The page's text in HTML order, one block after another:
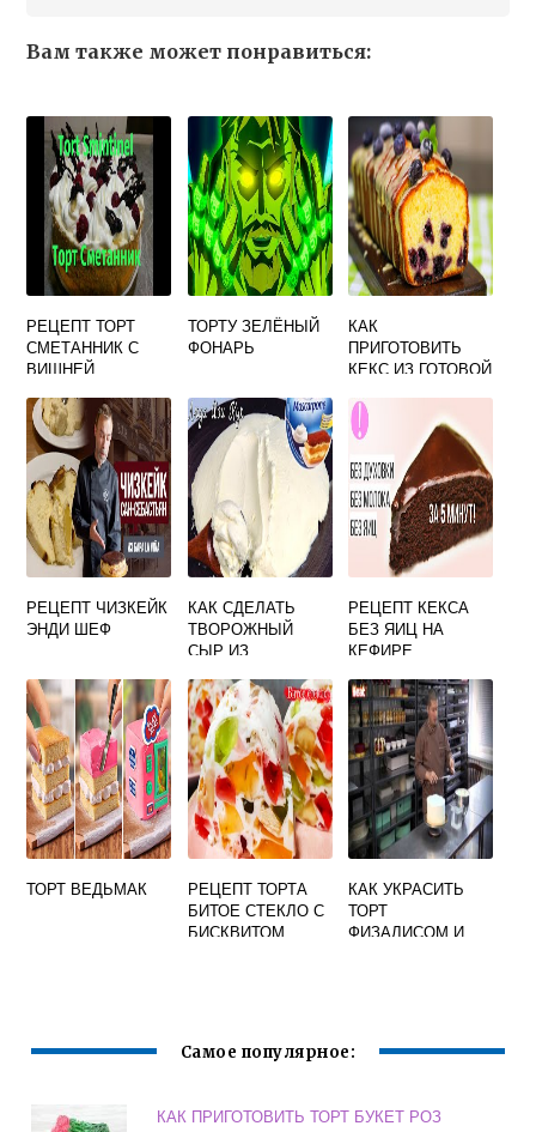
Вам также может понравиться:
РЕЦЕПТ ТОРТ
СМЕТАННИК С
ВИШНЕЙ
ТОРТУ ЗЕЛЁНЫЙ
ФОНАРЬ
КАК
ПРИГОТОВИТЬ
КЕКС ИЗ ГОТОВОЙ
МИКРОВОЛНОВКЕ
РЕЦЕПТ ЧИЗКЕЙК
ЭНДИ ШЕФ
КАК СДЕЛАТЬ
ТВОРОЖНЫЙ
СЫР ИЗ
ТОРТА
РЕЦЕПТ КЕКСА
БЕЗ ЯИЦ НА
КЕФИРЕ
ТОРТ ВЕДЬМАК
РЕЦЕПТ ТОРТА
БИТОЕ СТЕКЛО С
БИСКВИТОМ
КАК УКРАСИТЬ
ТОРТ
ФИЗАЛИСОМ И
Самое популярное:
КАК ПРИГОТОВИТЬ ТОРТ БУКЕТ РОЗ